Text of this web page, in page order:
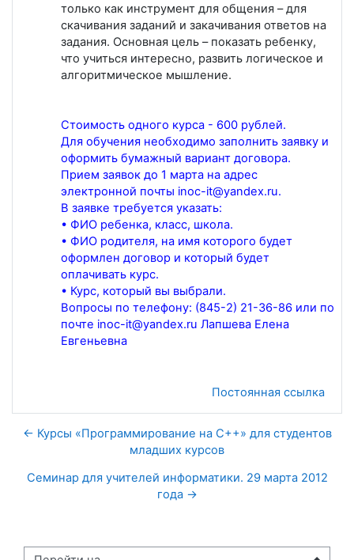
только как инструмент для общения – для
скачивания заданий и закачивания ответов на
задания. Основная цель – показать ребенку,
что учиться интересно, развить логическое и
алгоритмическое мышление.
Стоимость одного курса - 600 рублей.
Для обучения необходимо заполнить заявку и
оформить бумажный вариант договора.
Прием заявок до 1 марта на адрес
электронной почты inoc-it@yandex.ru.
В заявке требуется указать:
• ФИО ребенка, класс, школа.
• ФИО родителя, на имя которого будет
оформлен договор и который будет
оплачивать курс.
• Курс, который вы выбрали.
Вопросы по телефону: (845-2) 21-36-86 или по
почте inoc-it@yandex.ru Лапшева Елена
Евгеньевна
Постоянная ссылка
← Курсы «Программирование на C++» для студентов
младших курсов
Семинар для учителей информатики. 29 марта 2012
года →